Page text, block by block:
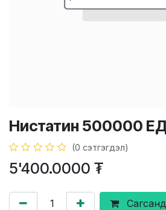
Нистатин 500000
(0 сэтгэгдэл)
5'400.0000 ₮